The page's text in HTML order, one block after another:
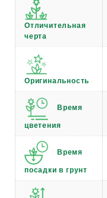
Отличительная
черта
Оригинальность
Время
цветения
Время
посадки в грунт